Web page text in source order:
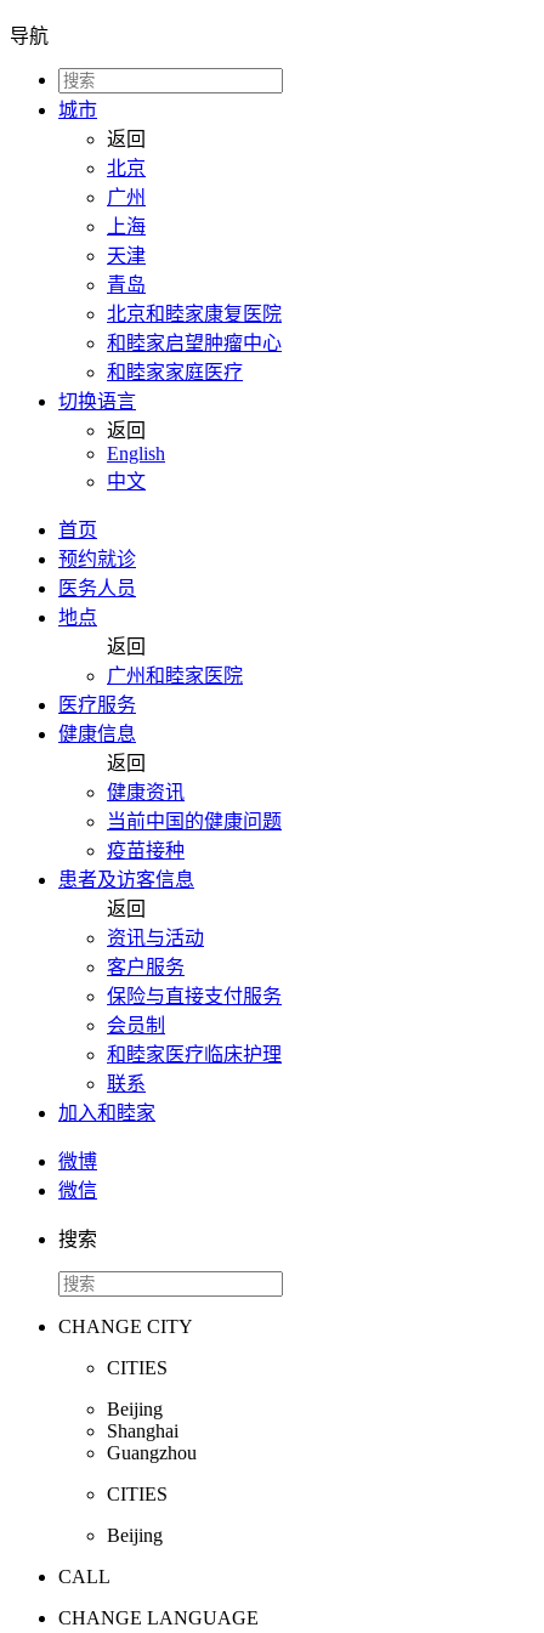
导航
城市
返回
北京
广州
上海
天津
青岛
北京和睦家康复医院
和睦家启望肿瘤中心
和睦家家庭医疗
切换语言
返回
English
中文
首页
预约就诊
医务人员
地点
返回
广州和睦家医院
医疗服务
健康信息
返回
健康资讯
当前中国的健康问题
疫苗接种
患者及访客信息
返回
资讯与活动
客户服务
保险与直接支付服务
会员制
和睦家医疗临床护理
联系
加入和睦家
微博
微信
搜索
CHANGE CITY
CITIES
Beijing
Shanghai
Guangzhou
CITIES
Beijing
CALL
CHANGE LANGUAGE